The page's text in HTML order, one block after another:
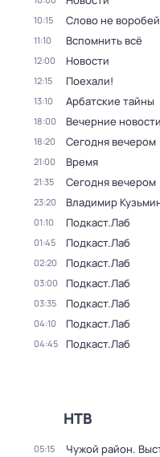
10:15 Слово не воробей
11:10 Вспомнить всё
12:00 Новости
12:15 Поехали!
13:10 Арбатские тайны
18:00 Вечерние новости
18:20 Сегодня вечером
21:00 Время
21:35 Сегодня вечером
23:20 Владимир
01:10 Подкаст.Лаб
01:45 Подкаст.Лаб
02:20 Подкаст.Лаб
03:00 Подкаст.Лаб
03:35 Подкаст.Лаб
04:10 Подкаст.Лаб
04:45 Подкаст.Лаб
НТВ
05:15 Чужой район.